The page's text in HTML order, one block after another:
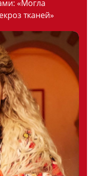
«Могла
тканей»